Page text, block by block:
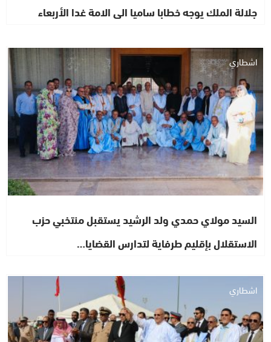
جلالة الملك يوجه خطابا ساميا الى الامة غدا الأربعاء
اشطاري
السيد مولاي حمدي ولد الرشيد يستقبل منتخبي حزب
الاستقلال بإقليم طرفاية لتدارس القضايا…
اشطاري